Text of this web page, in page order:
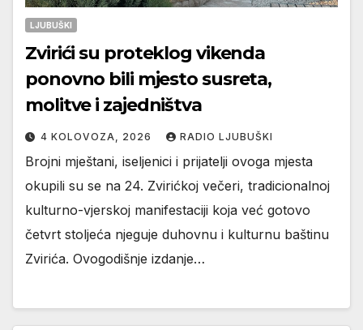
LJUBUŠKI
Zvirići su proteklog vikenda
ponovno bili mjesto susreta,
molitve i zajedništva
4 KOLOVOZA, 2026 RADIO LJUBUŠKI
Brojni mještani, iseljenici i prijatelji ovoga mjesta
okupili su se na 24. Zvirićkoj večeri, tradicionalnoj
kulturno-vjerskoj manifestaciji koja već gotovo
četvrt stoljeća njeguje duhovnu i kulturnu baštinu
Zvirića. Ovogodišnje izdanje…